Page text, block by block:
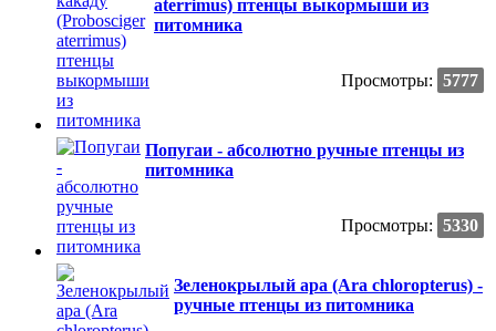
aterrimus) птенцы выкормыши из
питомника
Просмотры: 5777
Попугаи - абсолютно ручные птенцы из
питомника
Просмотры: 5330
Зеленокрылый ара (Ara chloropterus) -
ручные птенцы из питомника